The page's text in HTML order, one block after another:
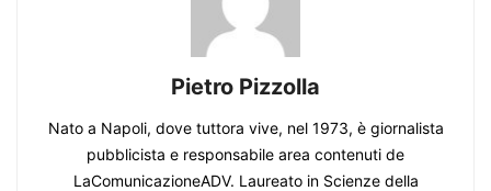
Pietro Pizzolla
Nato a Napoli, dove tuttora vive, nel 1973, è giornalista
pubblicista e responsabile area contenuti de
LaComunicazioneADV. Laureato in Scienze della